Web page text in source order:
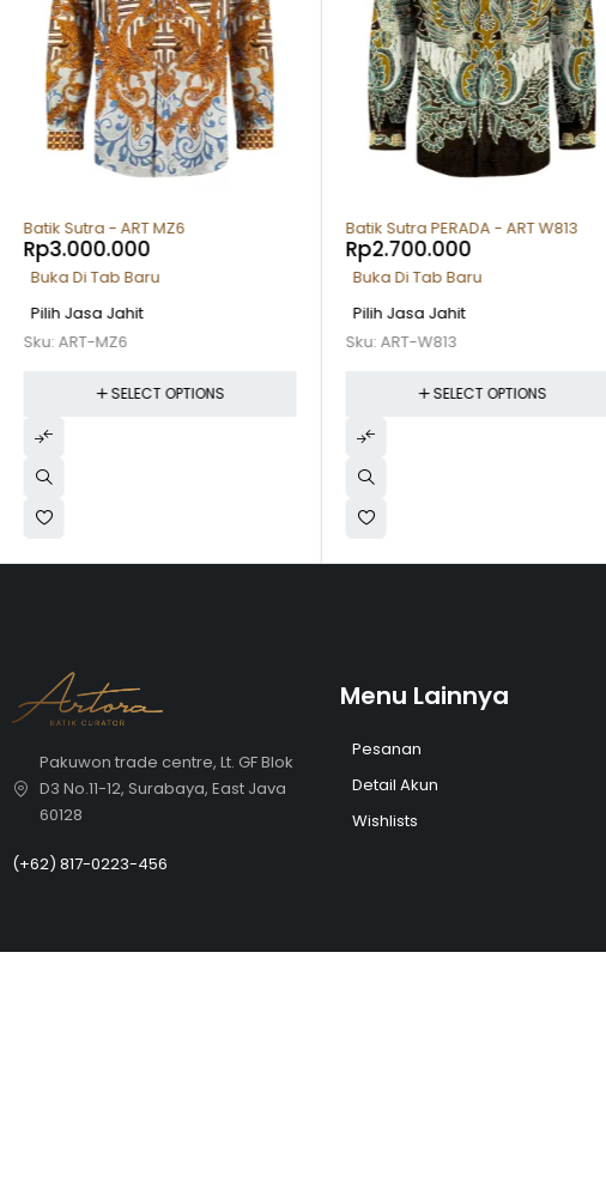
Batik Sutra - ART MZ6
Rp3.000.000
Buka Di Tab Baru
Pilih Jasa Jahit
Sku: ART-MZ6
SELECT OPTIONS
Batik Sutra PERADA - ART W813
Rp2.700.000
Buka Di Tab Baru
Pilih Jasa Jahit
Sku: ART-W813
SELECT OPTIONS
Pakuwon trade centre, Lt. GF Blok
D3 No.11-12, Surabaya, East Java
60128
(+62) 817-0223-456
Menu Lainnya
Pesanan
Detail Akun
Wishlists